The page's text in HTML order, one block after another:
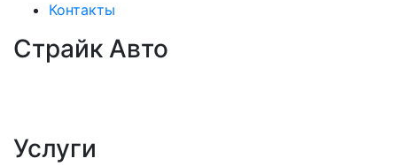
Контакты
Страйк Авто
Услуги